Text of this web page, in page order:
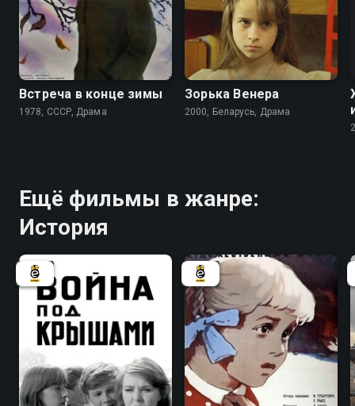
6.8
Встреча в конце зимы
1978, СССР, Драма
Зорька Венера
2000, Беларусь, Драма
Ещё фильмы в жанре:
История